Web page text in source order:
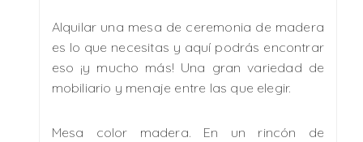
Alquilar una mesa de ceremonia de madera
es lo que necesitas y aquí podrás encontrar
eso ¡y mucho más! Una gran variedad de
mobiliario y menaje entre las que elegir.
Mesa color madera. En un rincón de